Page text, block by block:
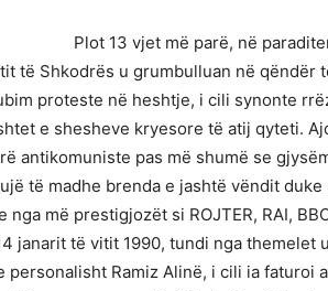
Plot 13 vjet më parë, në
të Shkodrës u grumbulluan në qëndër
proteste në heshtje, i cili synonte
e shesheve kryesore të atij qyteti.
antikomuniste pas më shumë se
të madhe brenda e jashtë vëndit
nga më prestigjozët si ROJTER, RAI,
janarit të vitit 1990, tundi nga themelet
personalisht Ramiz Alinë, i cili ia faturoi